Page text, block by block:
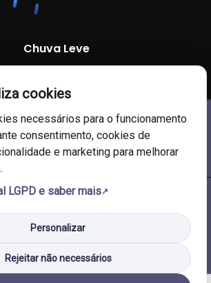
Chuva Leve
1003 mb
reservados.
cookies
necessários para o funcionamento
consentimento, cookies de
e marketing para melhorar
LGPD e saber mais
Personalizar
Rejeitar não necessários